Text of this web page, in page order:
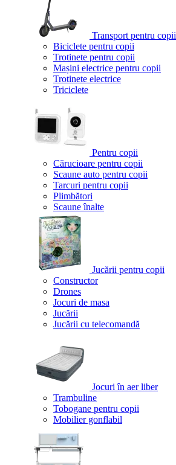
Transport pentru copii
Biciclete pentru copii
Trotinete pentru copii
Mașini electrice pentru copii
Trotinete electrice
Triciclete
Pentru copii
Cărucioare pentru copii
Scaune auto pentru copii
Tarcuri pentru copii
Plimbători
Scaune înalte
Jucării pentru copii
Constructor
Drones
Jocuri de masa
Jucării
Jucării cu telecomandă
Jocuri în aer liber
Trambuline
Tobogane pentru copii
Mobilier gonflabil